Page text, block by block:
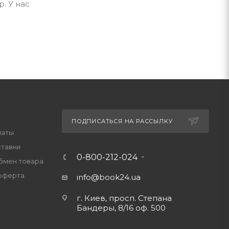
У нас
товара
ПОДПИСАТЬСЯ НА РАССЫЛКУ
0-800-212-024
info@book24.ua
г. Киев, просп. Степана
Бандеры, 8/16 оф. 500